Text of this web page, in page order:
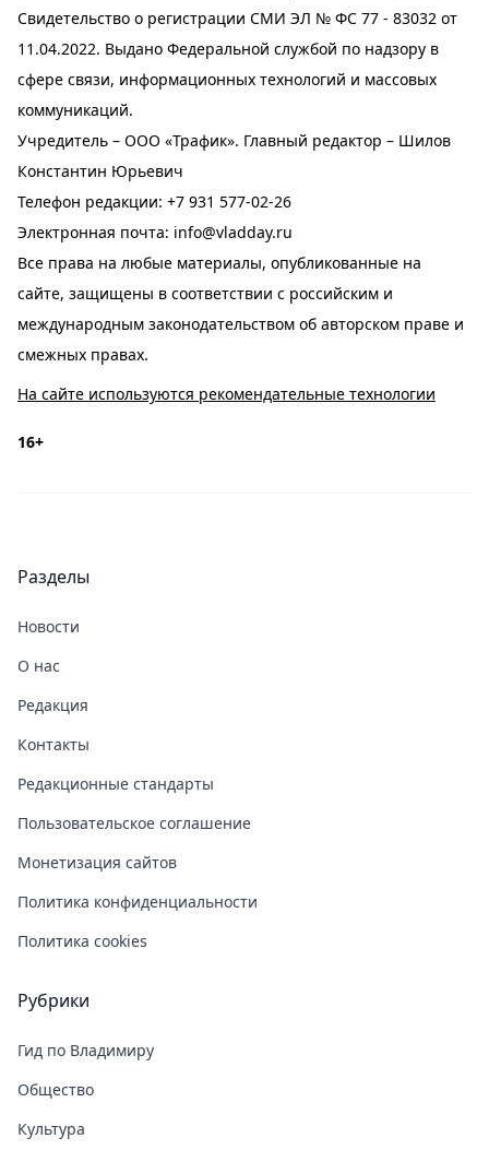
Свидетельство о регистрации СМИ ЭЛ № ФС 77 - 83032 от
11.04.2022. Выдано Федеральной службой по надзору в
сфере связи, информационных технологий и массовых
коммуникаций.
Учредитель – ООО «Трафик». Главный редактор – Шилов
Константин Юрьевич
Телефон редакции: +7 931 577-02-26
Электронная почта: info@vladday.ru
Все права на любые материалы, опубликованные на
сайте, защищены в соответствии с российским и
международным законодательством об авторском праве и
смежных правах.
На сайте используются рекомендательные технологии
16+
Разделы
Новости
О нас
Редакция
Контакты
Редакционные стандарты
Пользовательское соглашение
Монетизация сайтов
Политика конфиденциальности
Политика cookies
Рубрики
Гид по Владимиру
Общество
Культура